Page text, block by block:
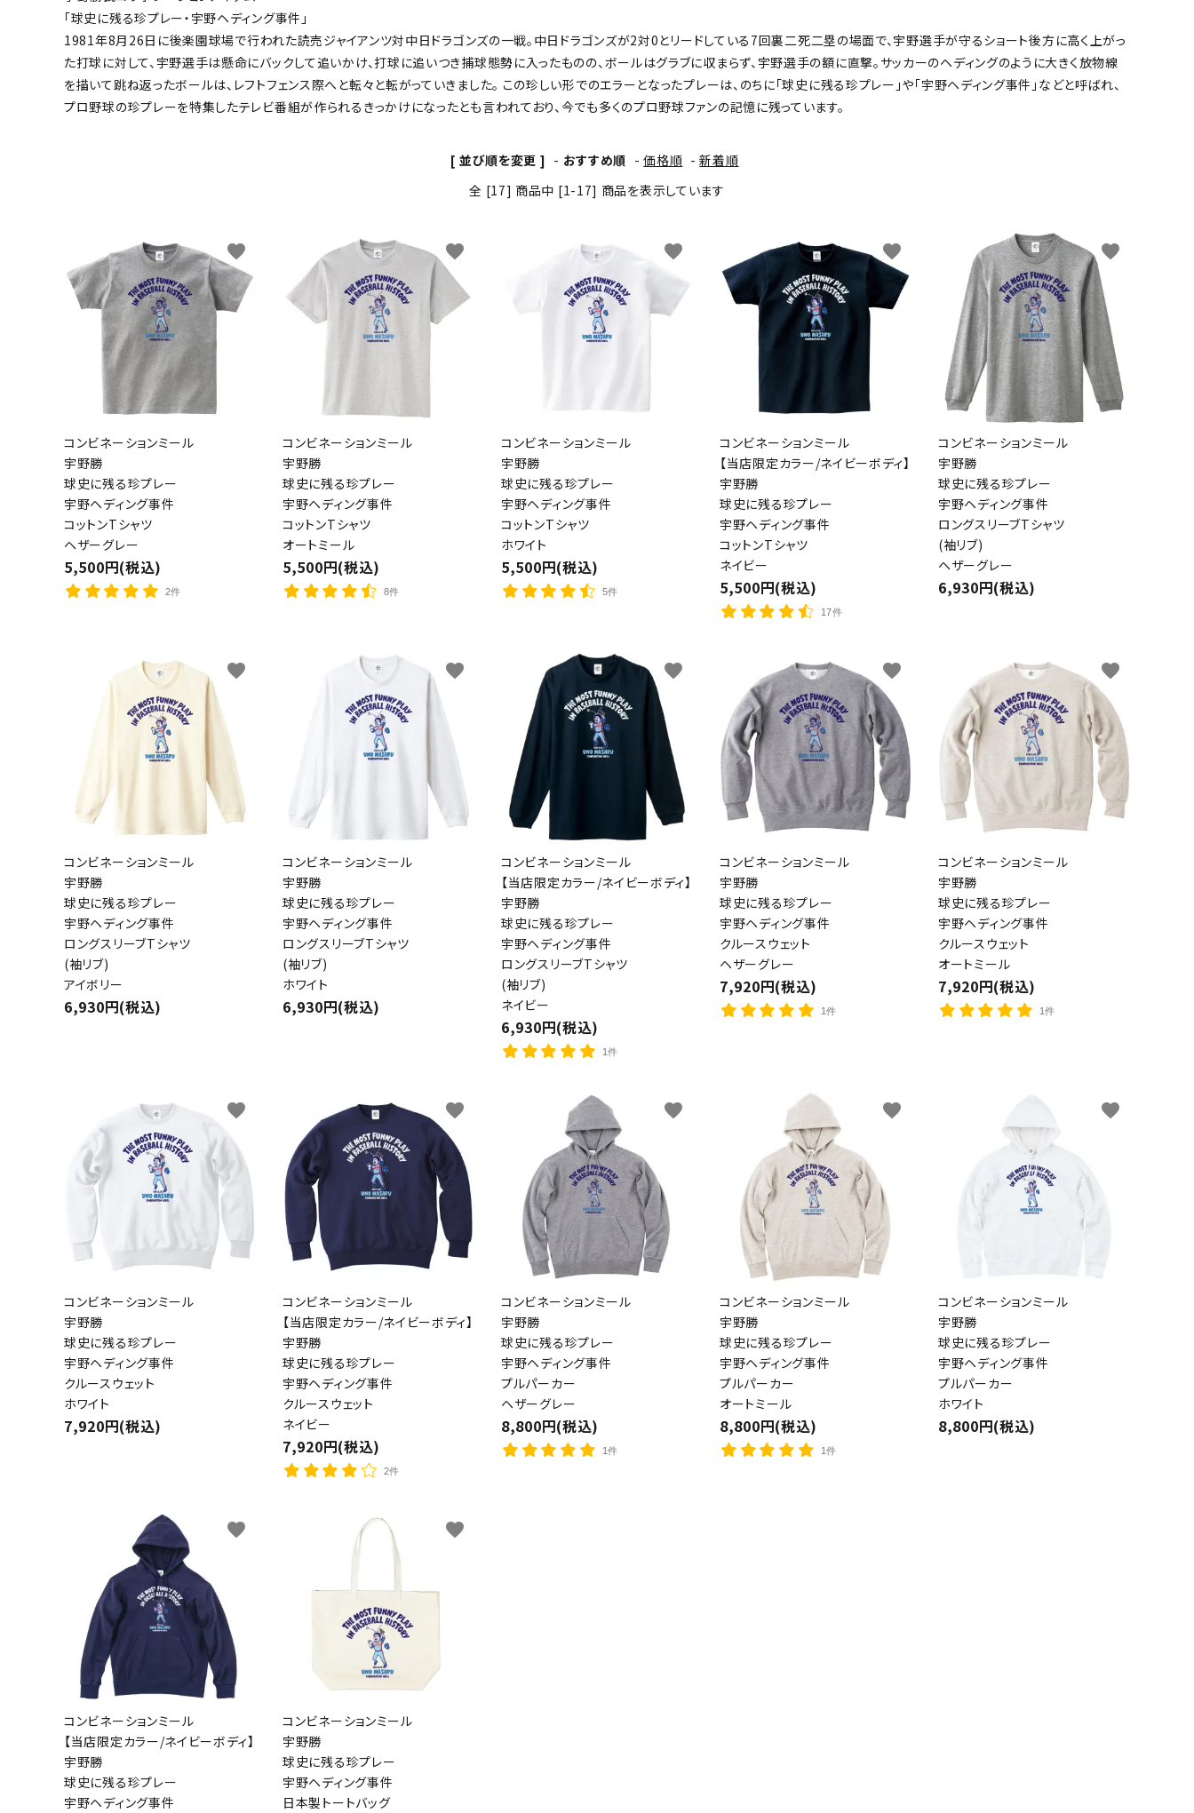
キャンベル料理長
「球史に残る珍プレー・宇野ヘディング事件」
1981年8月26日に後楽園球場で行われた読売ジャイアンツ対中日ドラゴンズの一戦。中日ドラゴンズが2対0とリードしている7回裏二死二塁の場面で、宇野選手が守るショート後方に高く上がっ
た打球に対して、宇野選手は懸命にバックして追いかけ、打球に追いつき捕球態勢に入ったものの、ボールはグラブに収まらず、宇野選手の額に直撃。サッカーのヘディングのように大きく放物線
を描いて跳ね返ったボールは、レフトフェンス際へと転々と転がっていきました。 この珍しい形でのエラーとなったプレーは、のちに「球史に残る珍プレー」や「宇野ヘディング事件」などと呼ばれ、
プロ野球の珍プレーを特集したテレビ番組が作られるきっかけになったとも言われており、今でも多くのプロ野球ファンの記憶に残っています。
[ 並び順を変更 ] - おすすめ順 -価格順 -新着順
全 [17] 商品中 [1-17] 商品を表示しています
コンビネーションミール
宇野勝
球史に残る珍プレー
宇野ヘディング事件
コットンTシャツ
ヘザーグレー
5,500円(税込)
2件
favorite
コンビネーションミール
宇野勝
球史に残る珍プレー
宇野ヘディング事件
コットンTシャツ
オートミール
5,500円(税込)
8件
favorite
コンビネーションミール
宇野勝
球史に残る珍プレー
宇野ヘディング事件
コットンTシャツ
ホワイト
5,500円(税込)
5件
favorite
コンビネーションミール
【当店限定カラー/ネイビーボディ】
宇野勝
球史に残る珍プレー
宇野ヘディング事件
コットンTシャツ
ネイビー
5,500円(税込)
17件
favorite
コンビネーションミール
宇野勝
球史に残る珍プレー
宇野ヘディング事件
ロングスリーブTシャツ
(袖リブ)
ヘザーグレー
6,930円(税込)
favorite
コンビネーションミール
宇野勝
球史に残る珍プレー
宇野ヘディング事件
ロングスリーブTシャツ
(袖リブ)
アイボリー
6,930円(税込)
favorite
コンビネーションミール
宇野勝
球史に残る珍プレー
宇野ヘディング事件
ロングスリーブTシャツ
(袖リブ)
ホワイト
6,930円(税込)
favorite
コンビネーションミール
【当店限定カラー/ネイビーボディ】
宇野勝
球史に残る珍プレー
宇野ヘディング事件
ロングスリーブTシャツ
(袖リブ)
ネイビー
6,930円(税込)
1件
favorite
コンビネーションミール
宇野勝
球史に残る珍プレー
宇野ヘディング事件
クルースウェット
ヘザーグレー
7,920円(税込)
1件
favorite
コンビネーションミール
宇野勝
球史に残る珍プレー
宇野ヘディング事件
クルースウェット
オートミール
7,920円(税込)
1件
favorite
コンビネーションミール
宇野勝
球史に残る珍プレー
宇野ヘディング事件
クルースウェット
ホワイト
7,920円(税込)
favorite
コンビネーションミール
【当店限定カラー/ネイビーボディ】
宇野勝
球史に残る珍プレー
宇野ヘディング事件
クルースウェット
ネイビー
7,920円(税込)
2件
favorite
コンビネーションミール
宇野勝
球史に残る珍プレー
宇野ヘディング事件
プルパーカー
ヘザーグレー
8,800円(税込)
1件
favorite
コンビネーションミール
宇野勝
球史に残る珍プレー
宇野ヘディング事件
プルパーカー
オートミール
8,800円(税込)
1件
favorite
コンビネーションミール
宇野勝
球史に残る珍プレー
宇野ヘディング事件
プルパーカー
ホワイト
8,800円(税込)
favorite
コンビネーションミール
【当店限定カラー/ネイビーボディ】
宇野勝
球史に残る珍プレー
宇野ヘディング事件
favorite
コンビネーションミール
宇野勝
球史に残る珍プレー
宇野ヘディング事件
日本製トートバッグ
favorite
キーワード
カテゴリー